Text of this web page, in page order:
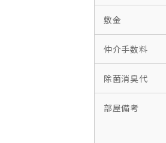
敷金
仲介手数料
除菌消臭代
部屋備考